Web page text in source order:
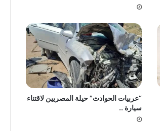
“عربيات الحوادث” حيلة المصريين لاقتناء
سيارة ..